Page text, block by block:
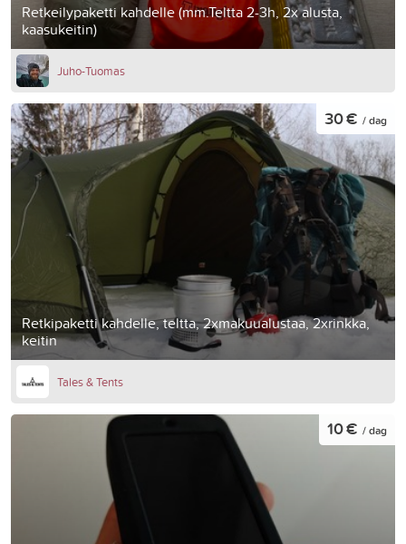
Retkeilypaketti kahdelle (mm.Teltta 2-3h, 2x alusta,
kaasukeitin)
Juho-Tuomas
Retkipaketti kahdelle, teltta, 2xmakuualustaa, 2xrinkka,
keitin
30 € / dag
Tales & Tents
10 € / dag